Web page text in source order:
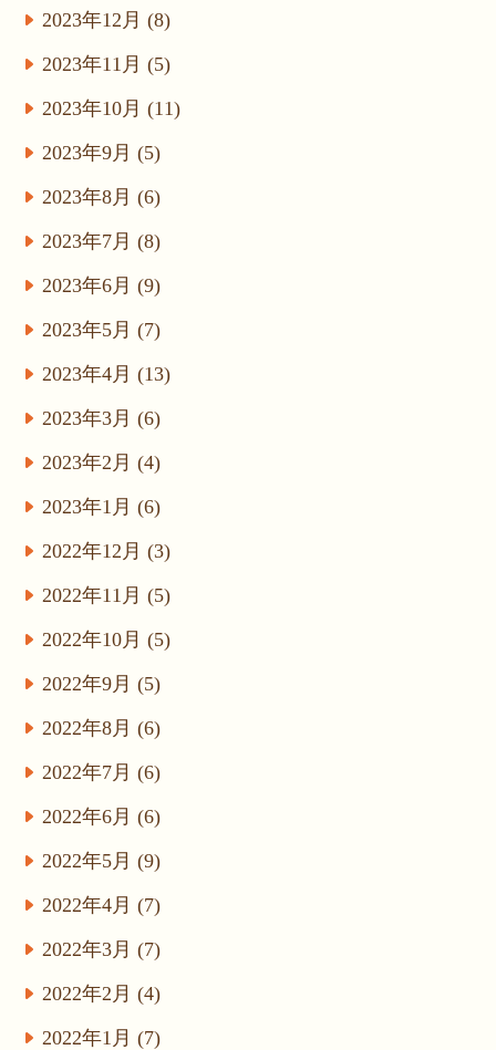
2023年12月 (8)
2023年11月 (5)
2023年10月 (11)
2023年9月 (5)
2023年8月 (6)
2023年7月 (8)
2023年6月 (9)
2023年5月 (7)
2023年4月 (13)
2023年3月 (6)
2023年2月 (4)
2023年1月 (6)
2022年12月 (3)
2022年11月 (5)
2022年10月 (5)
2022年9月 (5)
2022年8月 (6)
2022年7月 (6)
2022年6月 (6)
2022年5月 (9)
2022年4月 (7)
2022年3月 (7)
2022年2月 (4)
2022年1月 (7)